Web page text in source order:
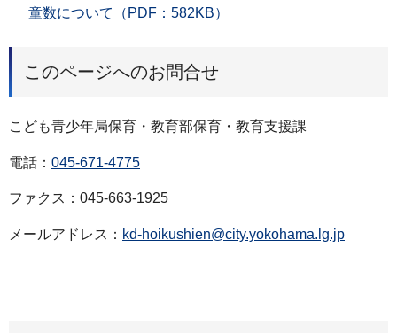
童数について（PDF：582KB）
このページへのお問合せ
こども青少年局保育・教育部保育・教育支援課
電話： 045-671-4775
ファクス：045-663-1925
メールアドレス： kd-hoikushien@city.yokohama.lg.jp